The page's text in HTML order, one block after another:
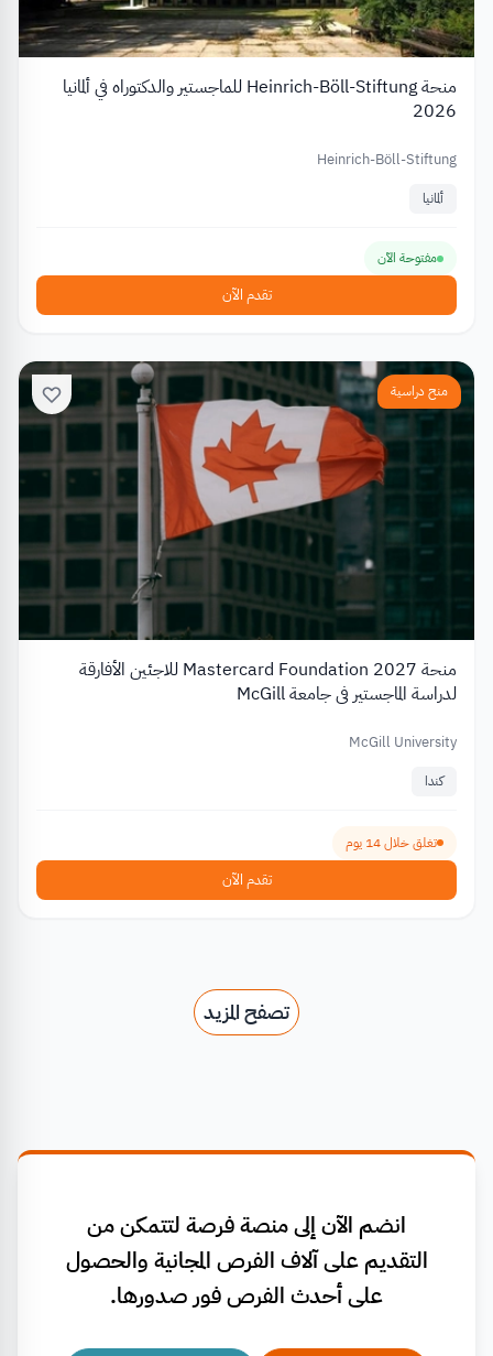
منحة Heinrich-Böll-Stiftung للماجستير والدكتوراه في ألمانيا
2026
Heinrich-Böll-Stiftung
ألمانيا
مفتوحة الآن
تقدم الآن
منح دراسية
منحة Mastercard Foundation 2027 للاجئين الأفارقة
لدراسة الماجستير في جامعة McGill
McGill University
كندا
تغلق خلال 14 يوم
تقدم الآن
تصفح المزيد
انضم الآن إلى منصة فرصة لتتمكن من
التقديم على آلاف الفرص المجانية والحصول
على أحدث الفرص فور صدورها.